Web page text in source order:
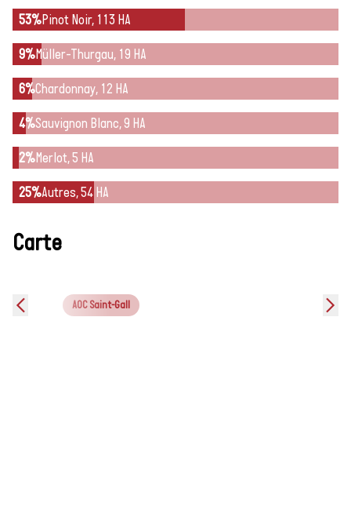
53%Pinot Noir, 113 HA
9%Müller-Thurgau, 19 HA
6%Chardonnay, 12 HA
4%Sauvignon Blanc, 9 HA
2%Merlot, 5 HA
25%Autres, 54 HA
Carte
AOC Saint-Gall